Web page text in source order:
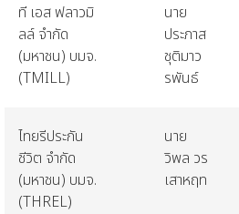
ที เอสฟลาวมิ
ลล์ จำกัด
(มหาชน) บมจ.
(TMILL)
นาย
ประภาส
ชุติมาว
รพันธ์
ไทยรีประกัน
ชีวิต จำกัด
(มหาชน) บมจ.
(THREL)
นาย
วิพล วร
เสาหฤท